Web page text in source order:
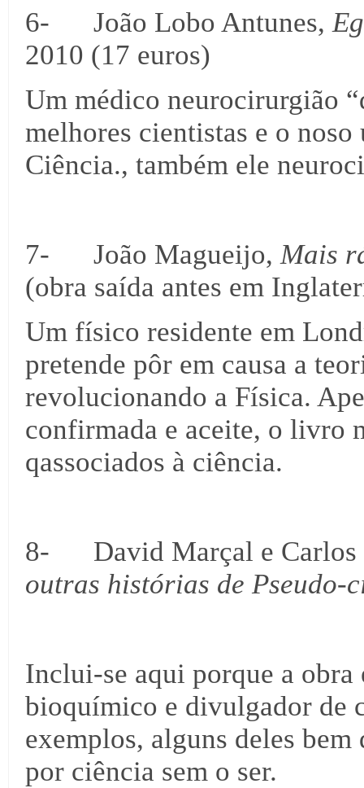
6- João Lobo Antunes,
2010 (17 euros)
Um médico neurocirurgião
melhores cientistas e o
Ciência., também ele
7- João Magueijo,Mais
(obra saída antes em
Um físico residente em
pretende pôr em causa a
revolucionando a Física.
confirmada e aceite, o livro
qassociados à ciência.
8- David Marçal e Carlos
outras histórias de Pseudo-
Inclui-se aqui porque a
bioquímico e divulgador de
exemplos, alguns deles
por ciência sem o ser.